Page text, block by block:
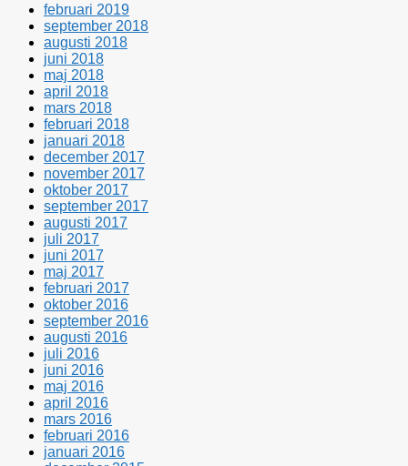
februari 2019
september 2018
augusti 2018
juni 2018
maj 2018
april 2018
mars 2018
februari 2018
januari 2018
december 2017
november 2017
oktober 2017
september 2017
augusti 2017
juli 2017
juni 2017
maj 2017
februari 2017
oktober 2016
september 2016
augusti 2016
juli 2016
juni 2016
maj 2016
april 2016
mars 2016
februari 2016
januari 2016